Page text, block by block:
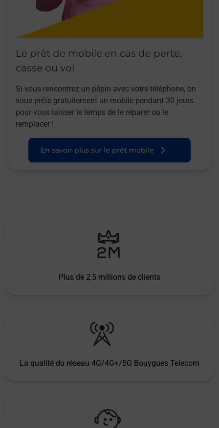
Le prêt de mobile en cas de perte,
casse ou vol
Si vous rencontrez un pépin avec votre téléphone, on
vous prête gratuitement un mobile pendant 30 jours
pour vous laisser le temps de le réparer ou le
remplacer !
En savoir plus sur le prêt mobile
Plus de 2,5 millions de clients
La qualité du réseau 4G/4G+/5G Bouygues Telecom